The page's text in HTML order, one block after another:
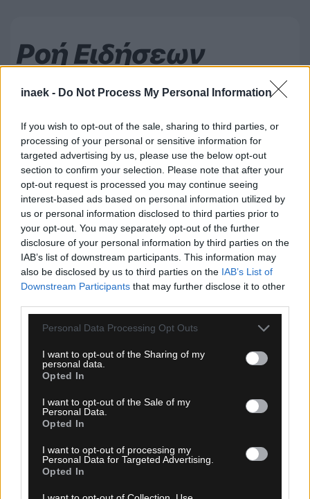
inaek - Do Not Process My Personal Information
If you wish to opt-out of the sale, sharing to third parties, or
processing of your personal or sensitive information for
targeted advertising by us, please use the below opt-out
section to confirm your selection. Please note that after your
opt-out request is processed you may continue seeing
interest-based ads based on personal information utilized by
us or personal information disclosed to third parties prior to
your opt-out. You may separately opt-out of the further
disclosure of your personal information by third parties on the
IAB’s list of downstream participants. This information may
also be disclosed by us to third parties on the IAB’s List of
Downstream Participants that may further disclose it to other
Please note that this website/app uses one or more Google
not limited to your visit or usage behaviour. You may click to
grant or deny consent to Google and its third-party tags to
use your data for below specified purposes in below Google
consent section.
Personal Data Processing Opt Outs
I want to opt-out of the Sharing of my
personal data.
Opted In
I want to opt-out of the Sale of my
Personal Data.
Opted In
I want to opt-out of processing my
Personal Data for Targeted Advertising.
Opted In
Ροή Ειδήσεων
05.08.2026, 23:51
Τα highlights του Παναθηναϊκός – ΤΣΣΚΑ 1948
Σόφιας (VIDEO)